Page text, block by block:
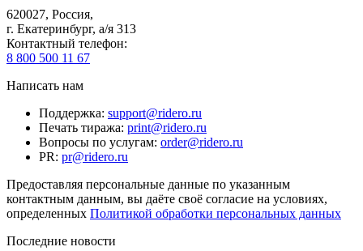
620027, Россия,
г. Екатеринбург, а/я 313
Контактный телефон:
8 800 500 11 67
Написать нам
Поддержка: support@ridero.ru
Печать тиража: print@ridero.ru
Вопросы по услугам: order@ridero.ru
PR: pr@ridero.ru
Предоставляя персональные данные по указанным
контактным данным, вы даёте своё согласие на условиях,
определенных Политикой обработки персональных данных
Последние новости